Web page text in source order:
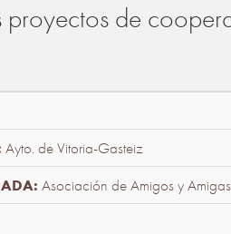
de
Ayto. de Vitoria-Gasteiz
Asociación de Amigos y